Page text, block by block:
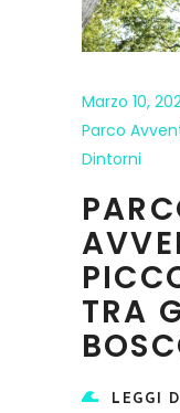
Marzo 10,
Parco
Dintorni
TRA
LEGGI